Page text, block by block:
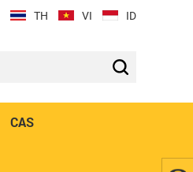
TH VI ID
CAS